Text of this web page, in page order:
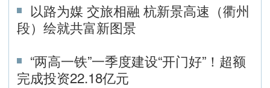
以路为媒 交旅相融 杭新景高速（衢州
段）绘就共富新图景
“两高一铁”一季度建设“开门好”！超额
完成投资22.18亿元